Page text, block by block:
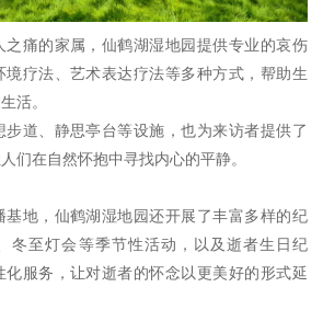
之痛的家属，仙鹤湖湿地园提供专业的哀伤
疗法、艺术表达疗法等多种方式，帮助生
活。
步道、静思亭台等设施，也为来访者提供了
们在自然怀抱中寻找内心的平静。
基地，仙鹤湖湿地园还开展了丰富多样的纪
冬至灯会等季节性活动，以及逝者生日纪
服务，让对逝者的怀念以更美好的形式延